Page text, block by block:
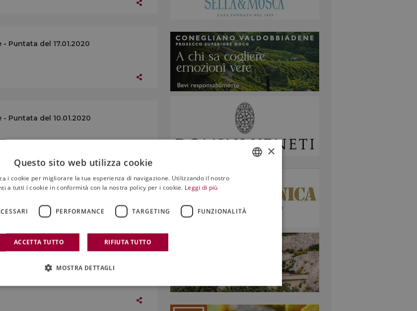
- Puntata del 17.01.2020
- Puntata del 10.01.2020
- Puntata del 03.01.2020
- Puntata del 27.12.2019
×
Questo sito web utilizza cookie
i cookie per migliorare la tua esperienza di navigazione. Utilizzando il nostro
a tutti i cookie in conformità con la nostra policy per i cookie. Leggi di più
PERFORMANCE TARGETING FUNZIONALITÀ
ACCETTA TUTTO RIFIUTA TUTTO
MOSTRA DETTAGLI